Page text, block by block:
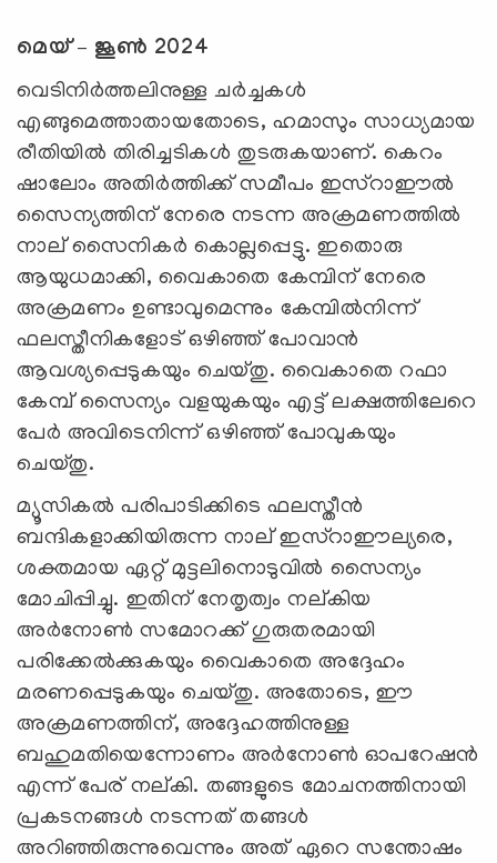
മെയ് – ജൂണ്‍ 2024
വെടിനിര്‍ത്തലിനുള്ള ചര്‍ച്ചകള്‍
എങ്ങുമെത്താതായതോടെ, ഹമാസും സാധ്യമായ
രീതിയില്‍ തിരിച്ചടികള്‍ തുടരുകയാണ്. കെറം
ഷാലോം അതിര്‍ത്തിക്ക് സമീപം ഇസ്റാഈല്‍
സൈന്യത്തിന് നേരെ നടന്ന അക്രമണത്തില്‍
നാല് സൈനികര്‍ കൊല്ലപ്പെട്ടു. ഇതൊരു
ആയുധമാക്കി, വൈകാതെ കേമ്പിന് നേരെ
അക്രമണം ഉണ്ടാവുമെന്നും കേമ്പില്‍നിന്ന്
ഫലസ്തീനികളോട് ഒഴിഞ്ഞ് പോവാന്‍
ആവശ്യപ്പെടുകയും ചെയ്തു. വൈകാതെ റഫാ
കേമ്പ് സൈന്യം വളയുകയും എട്ട് ലക്ഷത്തിലേറെ
പേര്‍ അവിടെനിന്ന് ഒഴിഞ്ഞ് പോവുകയും
ചെയ്തു.
മ്യൂസികല്‍ പരിപാടിക്കിടെ ഫലസ്തീന്‍
ബന്ദികളാക്കിയിരുന്ന നാല് ഇസ്റാഈല്യരെ,
ശക്തമായ ഏറ്റ് മുട്ടലിനൊടുവില്‍ സൈന്യം
മോചിപ്പിച്ചു. ഇതിന് നേതൃത്വം നല്കിയ
അര്‍നോണ്‍ സമോറക്ക് ഗുരുതരമായി
പരിക്കേല്‍ക്കുകയും വൈകാതെ അദ്ദേഹം
മരണപ്പെടുകയും ചെയ്തു. അതോടെ, ഈ
അക്രമണത്തിന്, അദ്ദേഹത്തിനുള്ള
ബഹുമതിയെന്നോണം അര്‍നോണ്‍ ഓപറേഷന്‍
എന്ന് പേര് നല്കി. തങ്ങളുടെ മോചനത്തിനായി
പ്രകടനങ്ങള്‍ നടന്നത് തങ്ങള്‍
അറിഞ്ഞിരുന്നുവെന്നും അത് ഏറെ സന്തോഷം